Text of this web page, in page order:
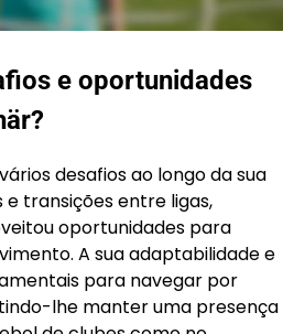
e oportunidades
desafios ao longo da sua
transições entre ligas,
oportunidades para
A sua adaptabilidade e
para navegar por
lhe manter uma presença